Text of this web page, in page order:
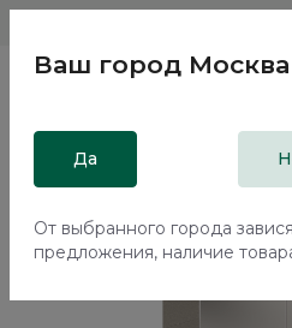
Главная
Двухдверный шкаф с
Ваш город
Да
От выбранного города
предложения, наличие